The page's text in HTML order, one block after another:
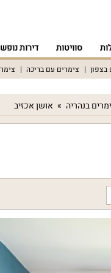
סוויטות דירות נופש
בצפון צימרים עם בריכה
בנהריה אושן אכזיב